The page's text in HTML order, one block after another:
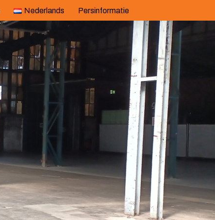
Nederlands Persinformatie